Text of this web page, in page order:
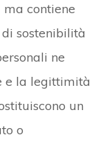
ma contiene
sostenibilità
ne
e la legittimità
un
o